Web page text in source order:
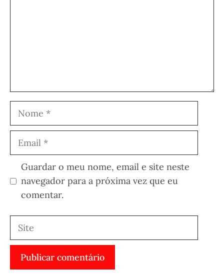
Nome
Email
Guardar o meu nome, email e site neste
navegador para a próxima vez que eu
comentar.
Site